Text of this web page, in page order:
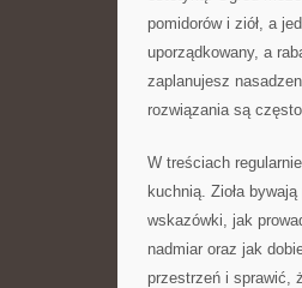
pomidorów i ziół, a
uporządkowany, a
zaplanujesz
rozwiązania są
W treściach
kuchnią. Zioła
wskazówki, jak
nadmiar oraz jak
przestrzeń i sprawić,